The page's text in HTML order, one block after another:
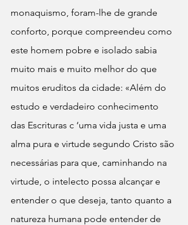
monaquismo, foram-lhe de grande
conforto, porque compreendeu como
este homem pobre e isolado sabia
muito mais e muito melhor do que
muitos eruditos da cidade: «Além do
estudo e verdadeiro conhecimento
das Escrituras c ‘uma vida justa e uma
alma pura e virtude segundo Cristo são
necessárias para que, caminhando na
virtude, o intelecto possa alcançar e
entender o que deseja, tanto quanto a
natureza humana pode entender de